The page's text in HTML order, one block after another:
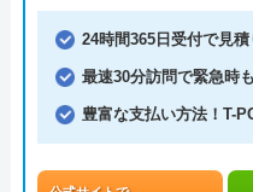
24時間365日受付で見
最速30分訪問で緊急時
豊富な支払い方法！T-